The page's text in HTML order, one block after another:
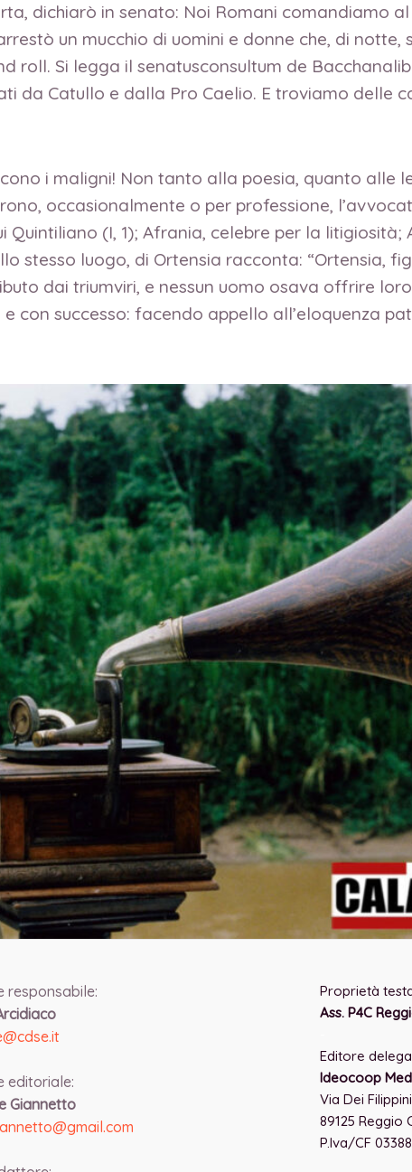
dichiarò in senato: Noi Romani comandiamo
un mucchio di uomini e donne che, di notte,
roll. Si legga il senatusconsultum de
da Catullo e dalla Pro Caelio. E troviamo delle
i maligni! Non tanto alla poesia, quanto alle
occasionalmente o per professione,
(I, 1); Afrania, celebre per la litigiosità;
stesso luogo, di Ortensia racconta: “Ortensia,
dai triumviri, e nessun uomo osava offrire
successo: facendo appello all’eloquenza
responsabile:
editoriale:
Giannetto
Proprietà
Ass. P4C
Editore
Ideocoop
Via Dei
89125 Reggio
P.Iva/CF